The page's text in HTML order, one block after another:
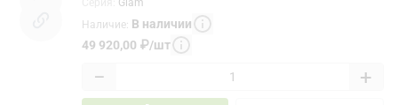
Glam
Наличие: В наличии
49 920,00 ₽/шт
− +